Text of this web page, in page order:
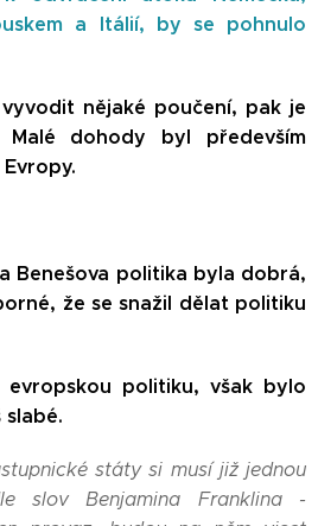
a Itálií, by se pohnulo
nějaké poučení, pak je
dohody byl především
Benešova politika byla dobrá,
že se snažil dělat politiku
politiku, však bylo
slabé.
státy si musí již jednou
slov Benjamina Franklina -